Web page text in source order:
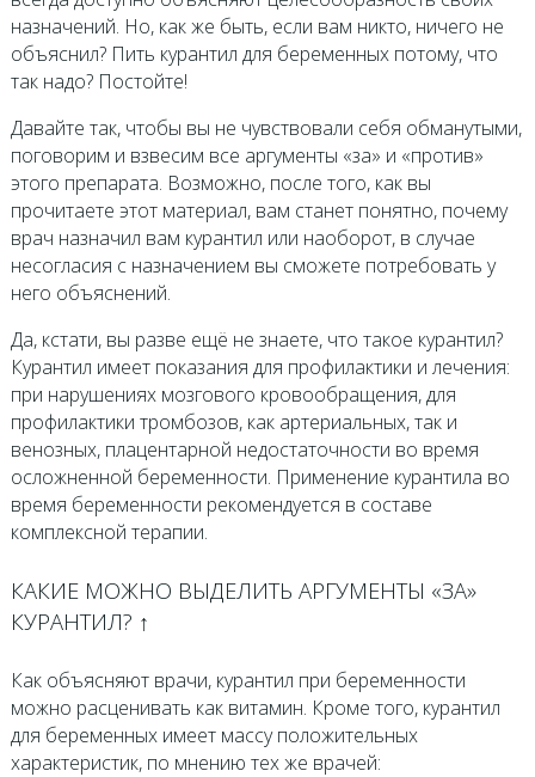
назначений. Но, как же быть, если вам никто, ничего не
объяснил? Пить курантил для беременных потому, что
так надо? Постойте!
Давайте так, чтобы вы не чувствовали себя обманутыми,
поговорим и взвесим все аргументы «за» и «против»
этого препарата. Возможно, после того, как вы
прочитаете этот материал, вам станет понятно, почему
врач назначил вам курантил или наоборот, в случае
несогласия с назначением вы сможете потребовать у
него объяснений.
Да, кстати, вы разве ещё не знаете, что такое курантил?
Курантил имеет показания для профилактики и лечения:
при нарушениях мозгового кровообращения, для
профилактики тромбозов, как артериальных, так и
венозных, плацентарной недостаточности во время
осложненной беременности. Применение курантила во
время беременности рекомендуется в составе
комплексной терапии.
КАКИЕ МОЖНО ВЫДЕЛИТЬ АРГУМЕНТЫ «ЗА»
КУРАНТИЛ? ↑
Как объясняют врачи, курантил при беременности
можно расценивать как витамин. Кроме того, курантил
для беременных имеет массу положительных
характеристик, по мнению тех же врачей: